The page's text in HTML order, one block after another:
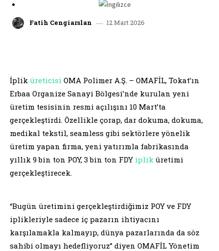
Fatih Cengiarslan 12 Mart 2026
İplik üreticisi OMA Polimer A.Ş. – OMAFİL, Tokat’ın
Erbaa Organize Sanayi Bölgesi’nde kurulan yeni
üretim tesisinin resmi açılışını 10 Mart’ta
gerçekleştirdi. Özellikle çorap, dar dokuma, dokuma,
medikal tekstil, seamless gibi sektörlere yönelik
üretim yapan firma, yeni yatırımla fabrikasında
yıllık 9 bin ton POY, 3 bin ton FDY iplik üretimi
gerçekleştirecek.
“Bugün üretimini gerçekleştirdiğimiz POY ve FDY
iplikleriyle sadece iç pazarın ihtiyacını
karşılamakla kalmayıp, dünya pazarlarında da söz
sahibi olmayı hedefliyoruz” diyen OMAFİL Yönetim